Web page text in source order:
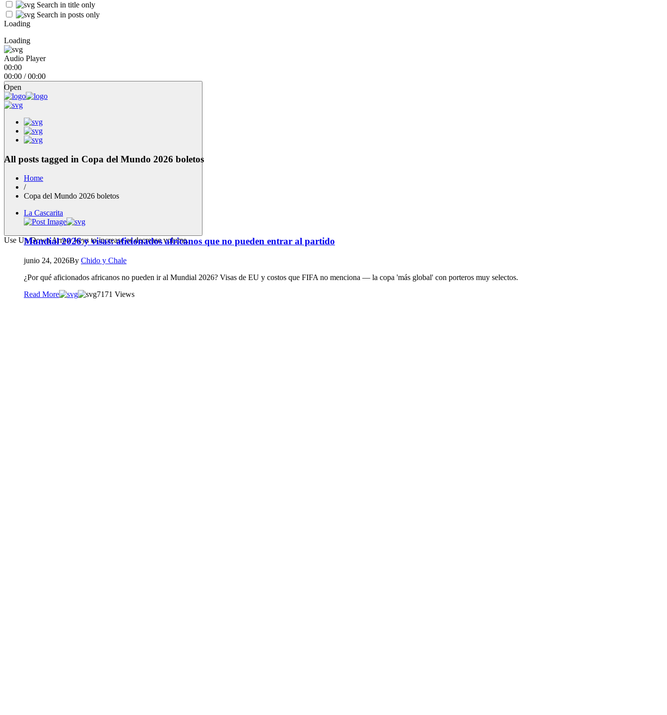
Search in title only
Search in posts only
Loading
Loading
Audio Player
00:00
00:00 /00:00
Use Up/Down Arrow keys to increase or decrease volume.
Open
All posts tagged in Copa del Mundo 2026 boletos
Home
/
Copa del Mundo 2026 boletos
La Cascarita
Mundial 2026 y visas: aficionados africanos que no pueden entrar al partido
junio 24, 2026By Chido y Chale
¿Por qué aficionados africanos no pueden ir al Mundial 2026? Visas de EU y costos que FIFA no menciona — la copa 'más global' con porteros muy selectos.
Read More
71 71 Views